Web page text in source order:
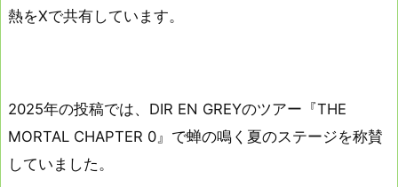
熱をXで共有しています。
2025年の投稿では、DIR EN GREYのツアー『THE
MORTAL CHAPTER 0』で蝉の鳴く夏のステージを称賛
していました。